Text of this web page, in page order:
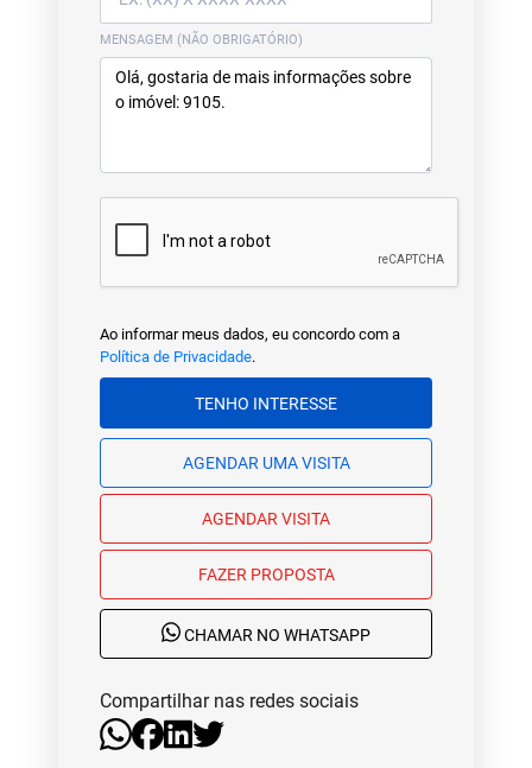
MENSAGEM (NÃO OBRIGATÓRIO)
Ao informar meus dados, eu concordo com a
Política de Privacidade.
TENHO INTERESSE
AGENDAR UMA VISITA
AGENDAR VISITA
FAZER PROPOSTA
CHAMAR NO WHATSAPP
Compartilhar nas redes sociais